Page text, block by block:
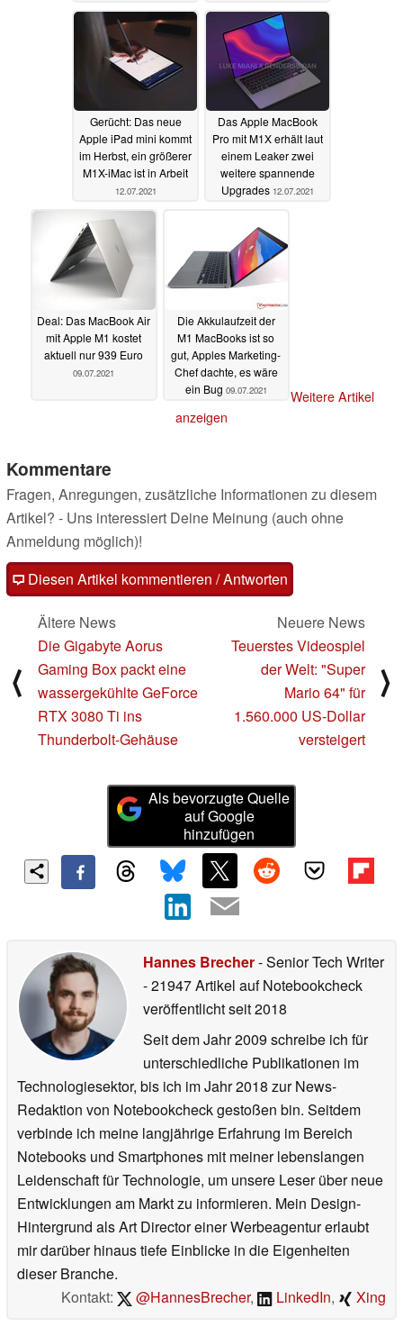
Gerücht: Das neue
Apple iPad mini kommt
im Herbst, ein größerer
M1X-iMac ist in Arbeit
12.07.2021
Das Apple MacBook
Pro mit M1X erhält laut
einem Leaker zwei
weitere spannende
Upgrades 12.07.2021
Deal: Das MacBook Air
mit Apple M1 kostet
aktuell nur 939 Euro
09.07.2021
Die Akkulaufzeit der
M1 MacBooks ist so
gut, Apples Marketing-
Chef dachte, es wäre
ein Bug 09.07.2021
Weitere Artikel
anzeigen
Kommentare
Fragen, Anregungen, zusätzliche Informationen zu diesem
Artikel? - Uns interessiert Deine Meinung (auch ohne
Anmeldung möglich)!
Diesen Artikel kommentieren / Antworten
⟨
Ältere News
Die Gigabyte Aorus
Gaming Box packt eine
wassergekühlte GeForce
RTX 3080 Ti ins
Thunderbolt-Gehäuse
Neuere News
Teuerstes Videospiel
der Welt: "Super
Mario 64" für
1.560.000 US-Dollar
versteigert
⟩
Als bevorzugte Quelle
auf Google
hinzufügen
Hannes Brecher- Senior Tech Writer
- 21947 Artikel auf Notebookcheck
veröffentlichtseit 2018
Seit dem Jahr 2009 schreibe ich für
unterschiedliche Publikationen im
Technologiesektor, bis ich im Jahr 2018 zur News-
Redaktion von Notebookcheck gestoßen bin. Seitdem
verbinde ich meine langjährige Erfahrung im Bereich
Notebooks und Smartphones mit meiner lebenslangen
Leidenschaft für Technologie, um unsere Leser über neue
Entwicklungen am Markt zu informieren. Mein Design-
Hintergrund als Art Director einer Werbeagentur erlaubt
mir darüber hinaus tiefe Einblicke in die Eigenheiten
dieser Branche.
Kontakt:
@HannesBrecher, LinkedIn, Xing